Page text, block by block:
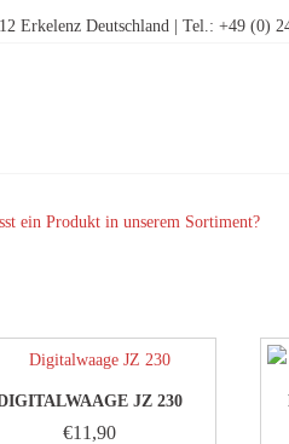
Erkelenz Deutschland | Tel.: +49
ein Produkt in unserem Sortiment?
JZ 230
€11,90